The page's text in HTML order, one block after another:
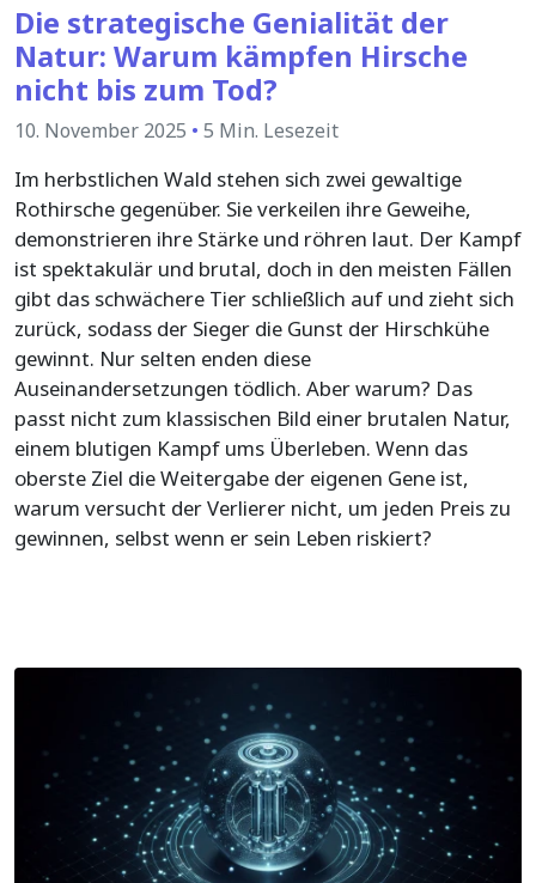
Die strategische Genialität der
Natur: Warum kämpfen Hirsche
nicht bis zum Tod?
10. November 2025 • 5 Min. Lesezeit
Im herbstlichen Wald stehen sich zwei gewaltige
Rothirsche gegenüber. Sie verkeilen ihre Geweihe,
demonstrieren ihre Stärke und röhren laut. Der Kampf
ist spektakulär und brutal, doch in den meisten Fällen
gibt das schwächere Tier schließlich auf und zieht sich
zurück, sodass der Sieger die Gunst der Hirschkühe
gewinnt. Nur selten enden diese
Auseinandersetzungen tödlich. Aber warum? Das
passt nicht zum klassischen Bild einer brutalen Natur,
einem blutigen Kampf ums Überleben. Wenn das
oberste Ziel die Weitergabe der eigenen Gene ist,
warum versucht der Verlierer nicht, um jeden Preis zu
gewinnen, selbst wenn er sein Leben riskiert?